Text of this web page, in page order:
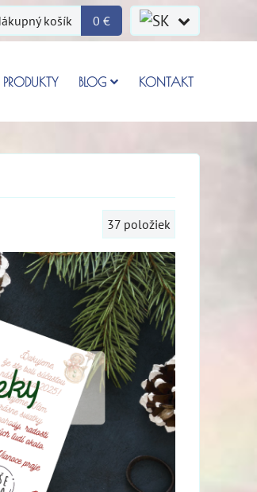
košík 0 €
PRODUKTY BLOG KONTAKT
37 položiek